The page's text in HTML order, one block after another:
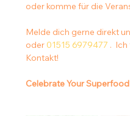
oder komme für die
Melde dich gerne direkt
oder 01515 6979477 .
Kontakt!
Celebrate Your